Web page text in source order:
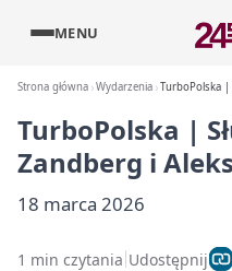
MENU
Strona główna Wydarzenia TurboPolska |
TurboPolska |
Zandberg i
18 marca 2026
1 min czytania Udostępnij